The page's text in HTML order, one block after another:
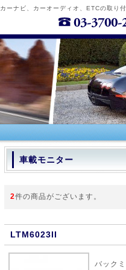
カーナビ、カーオーディオ、ETCの取り
車載モニター
2件の商品がございます。
LTM6023II
バック